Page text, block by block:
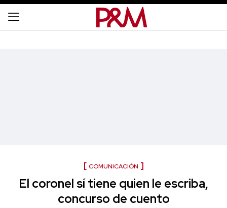
COMUNICACIÓN
El coronel sí tiene quien le escriba,
concurso de cuento